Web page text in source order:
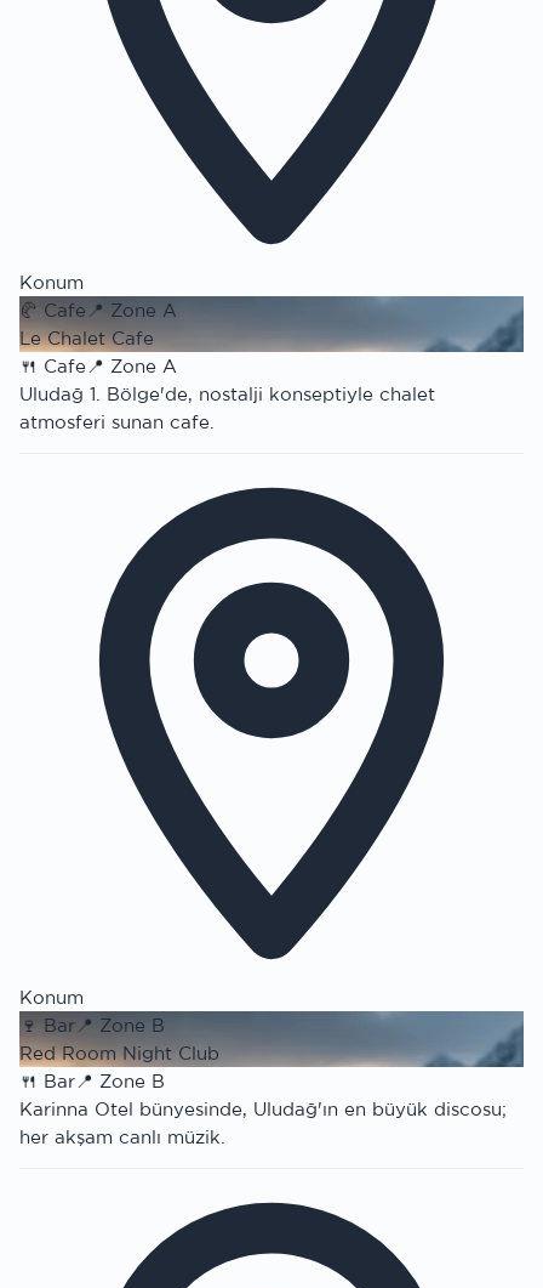
Konum
🥐 Cafe 📍 Zone A
Le Chalet Cafe
🍴 Cafe📍 Zone A
Uludağ 1. Bölge'de, nostalji konseptiyle chalet
atmosferi sunan cafe.
Konum
🍷 Bar 📍 Zone B
Red Room Night Club
🍴 Bar📍 Zone B
Karinna Otel bünyesinde, Uludağ'ın en büyük discosu;
her akşam canlı müzik.